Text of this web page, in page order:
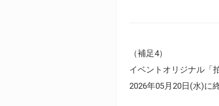
（補足4）
イベントオリジナル「
2026年05月20日(水)に